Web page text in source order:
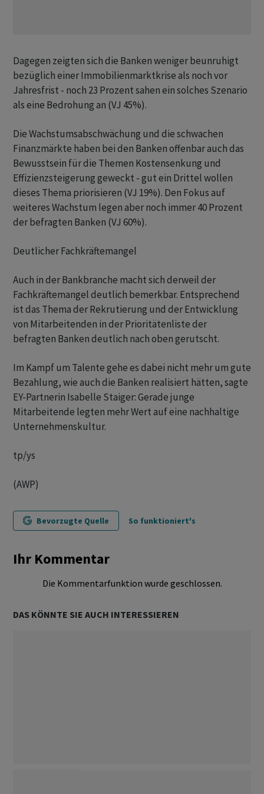
Dagegen zeigten sich die Banken weniger beunruhigt
bezüglich einer Immobilienmarktkrise als noch vor
Jahresfrist - noch 23 Prozent sahen ein solches Szenario
als eine Bedrohung an (VJ 45%).
Die Wachstumsabschwächung und die schwachen
Finanzmärkte haben bei den Banken offenbar auch das
Bewusstsein für die Themen Kostensenkung und
Effizienzsteigerung geweckt - gut ein Drittel wollen
dieses Thema priorisieren (VJ 19%). Den Fokus auf
weiteres Wachstum legen aber noch immer 40 Prozent
der befragten Banken (VJ 60%).
Deutlicher Fachkräftemangel
Auch in der Bankbranche macht sich derweil der
Fachkräftemangel deutlich bemerkbar. Entsprechend
ist das Thema der Rekrutierung und der Entwicklung
von Mitarbeitenden in der Prioritätenliste der
befragten Banken deutlich nach oben gerutscht.
Im Kampf um Talente gehe es dabei nicht mehr um gute
Bezahlung, wie auch die Banken realisiert hätten, sagte
EY-Partnerin Isabelle Staiger: Gerade junge
Mitarbeitende legten mehr Wert auf eine nachhaltige
Unternehmenskultur.
tp/ys
(AWP)
Bevorzugte Quelle So funktioniert's
Ihr Kommentar
Die Kommentarfunktion wurde geschlossen.
DAS KÖNNTE SIE AUCH INTERESSIEREN